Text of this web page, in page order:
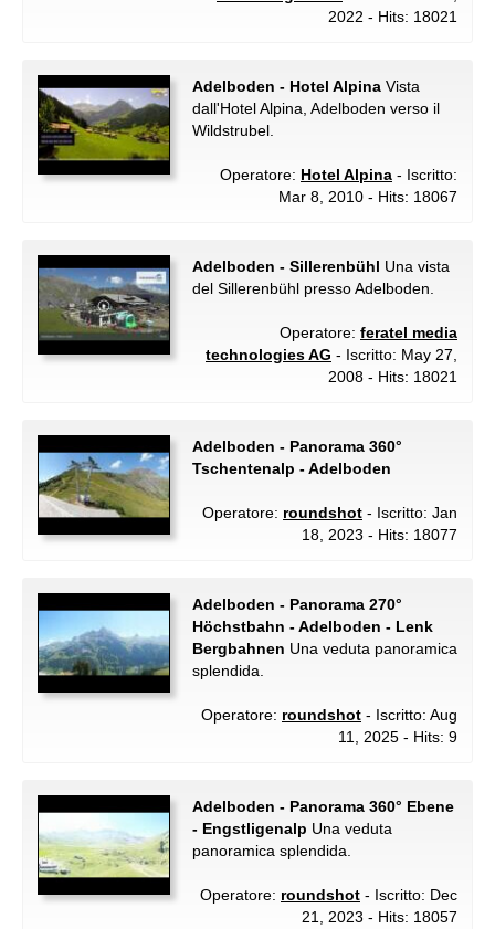
2022 - Hits: 18021
Adelboden - Hotel Alpina Vista
dall'Hotel Alpina, Adelboden verso il
Wildstrubel.
Operatore: Hotel Alpina - Iscritto:
Mar 8, 2010 - Hits: 18067
Adelboden - Sillerenbühl Una vista
del Sillerenbühl presso Adelboden.
Operatore: feratel media
technologies AG - Iscritto: May 27,
2008 - Hits: 18021
Adelboden - Panorama 360°
Tschentenalp - Adelboden
Operatore: roundshot - Iscritto: Jan
18, 2023 - Hits: 18077
Adelboden - Panorama 270°
Höchstbahn - Adelboden - Lenk
Bergbahnen Una veduta panoramica
splendida.
Operatore: roundshot - Iscritto: Aug
11, 2025 - Hits: 9
Adelboden - Panorama 360° Ebene
- Engstligenalp Una veduta
panoramica splendida.
Operatore: roundshot - Iscritto: Dec
21, 2023 - Hits: 18057